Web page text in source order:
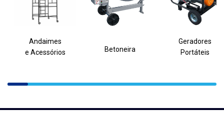
Andaimes
e Acessórios
Betoneira
Geradores
Portáteis